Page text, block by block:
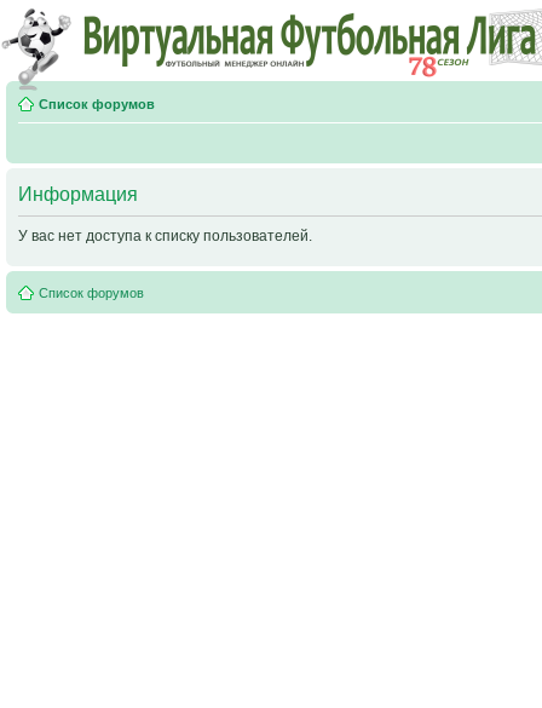
Список форумов
Информация
У вас нет доступа к списку пользователей.
Список форумов